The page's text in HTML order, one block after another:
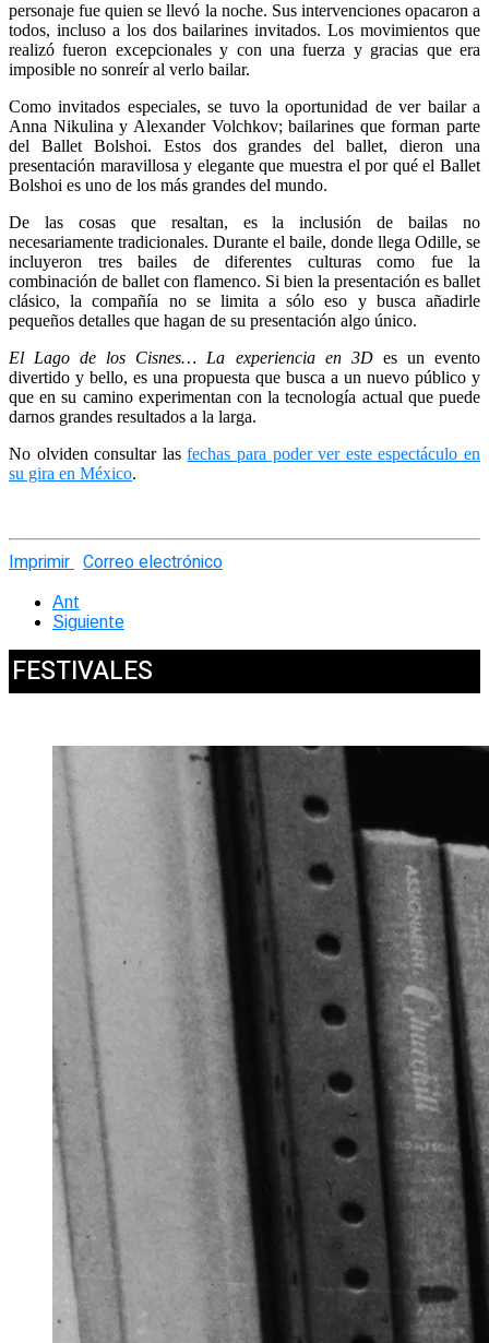
personaje fue quien se llevó la noche. Sus intervenciones opacaron a
todos, incluso a los dos bailarines invitados. Los movimientos que
realizó fueron excepcionales y con una fuerza y gracias que era
imposible no sonreír al verlo bailar.
Como invitados especiales, se tuvo la oportunidad de ver bailar a
Anna Nikulina y Alexander Volchkov; bailarines que forman parte
del Ballet Bolshoi. Estos dos grandes del ballet, dieron una
presentación maravillosa y elegante que muestra el por qué el Ballet
Bolshoi es uno de los más grandes del mundo.
De las cosas que resaltan, es la inclusión de bailas no
necesariamente tradicionales. Durante el baile, donde llega Odille, se
incluyeron tres bailes de diferentes culturas como fue la
combinación de ballet con flamenco. Si bien la presentación es ballet
clásico, la compañía no se limita a sólo eso y busca añadirle
pequeños detalles que hagan de su presentación algo único.
El Lago de los Cisnes… La experiencia en 3Des un evento
divertido y bello, es una propuesta que busca a un nuevo público y
que en su camino experimentan con la tecnología actual que puede
darnos grandes resultados a la larga.
No olviden consultar lasfechas para poder ver este espectáculo en
su gira en México.
Imprimir Correo electrónico
Ant
Siguiente
FESTIVALES